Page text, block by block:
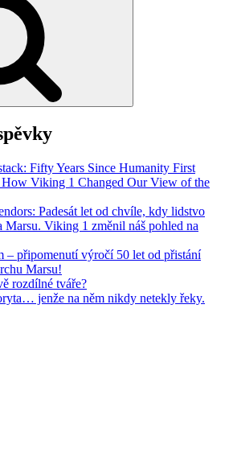
Fifty Years Since Humanity First
Viking 1 Changed Our View of the
Padesát let od chvíle, kdy lidstvo
Marsu. Viking 1 změnil náš pohled na
– připomenutí výročí 50 let od přistání
Marsu!
rozdílné tváře?
jenže na něm nikdy netekly řeky.